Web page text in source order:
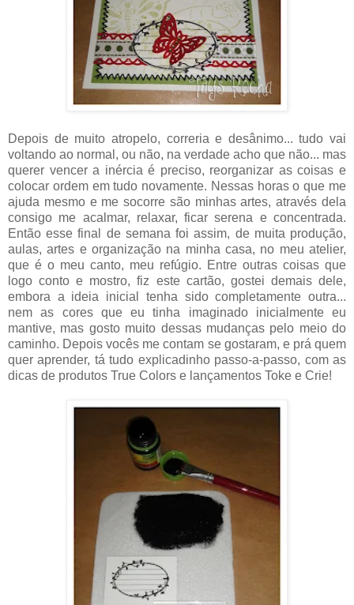
Depois de muito atropelo, correria e desânimo... tudo vai
voltando ao normal, ou não, na verdade acho que não... mas
querer vencer a inércia é preciso, reorganizar as coisas e
colocar ordem em tudo novamente. Nessas horas o que me
ajuda mesmo e me socorre são minhas artes, através dela
consigo me acalmar, relaxar, ficar serena e concentrada.
Então esse final de semana foi assim, de muita produção,
aulas, artes e organização na minha casa, no meu atelier,
que é o meu canto, meu refúgio. Entre outras coisas que
logo conto e mostro, fiz este cartão, gostei demais dele,
embora a ideia inicial tenha sido completamente outra...
nem as cores que eu tinha imaginado inicialmente eu
mantive, mas gosto muito dessas mudanças pelo meio do
caminho. Depois vocês me contam se gostaram, e prá quem
quer aprender, tá tudo explicadinho passo-a-passo, com as
dicas de produtos True Colors e lançamentos Toke e Crie!